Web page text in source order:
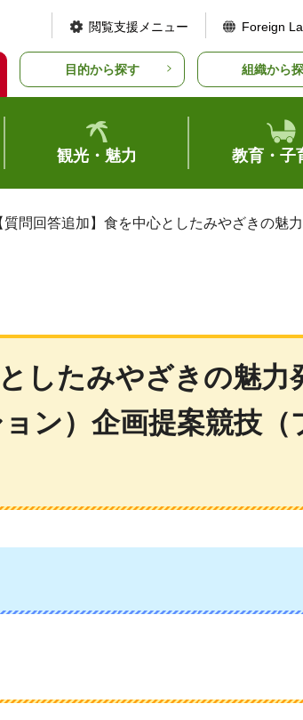
閲覧支援メニュー Foreign
目的から探す 組織から
観光・魅力 教育・子
質問回答追加】食を中心としたみやざきの魅
したみやざきの魅力
ン）企画提案競技（